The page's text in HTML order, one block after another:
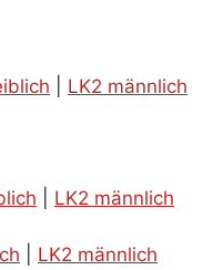
LK2 männlich
LK2 männlich
LK2 männlich